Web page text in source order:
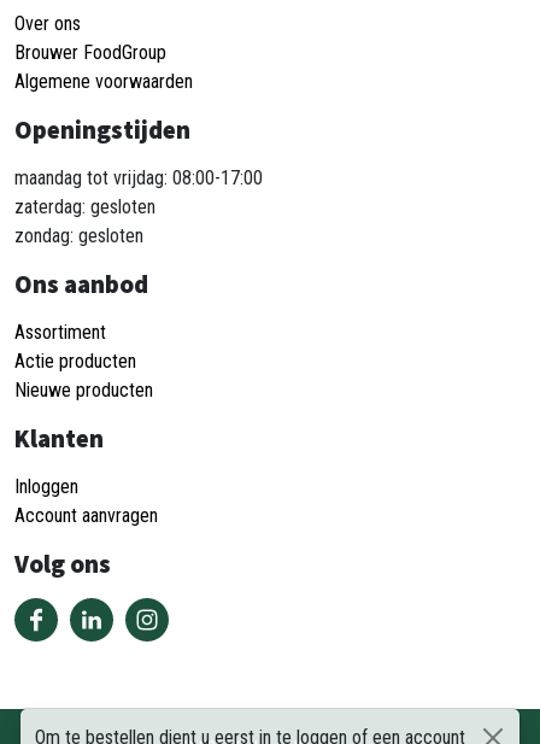
Om te bestellen dient u eerst in te loggen of een account
Over ons
Brouwer FoodGroup
Algemene voorwaarden
Openingstijden
maandag tot vrijdag: 08:00-17:00
zaterdag: gesloten
zondag: gesloten
Ons aanbod
Assortiment
Actie producten
Nieuwe producten
Klanten
Inloggen
Account aanvragen
Volg ons